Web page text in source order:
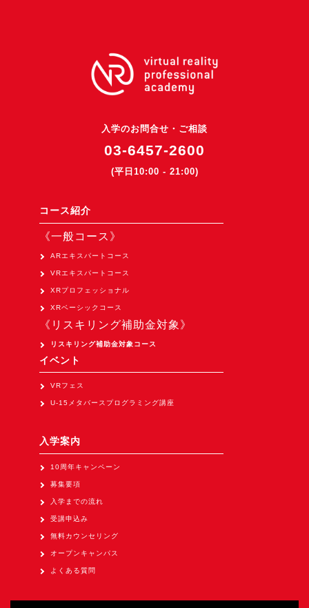
《最新プロダクト》
超体験★販促システム『XR Showcase Hub』2025年4月発売
バーチャルイベントプラットフォーム『MetaLiveStage』2025年
3D空間キャプチャーアプリ『Qoocan』
製造現場を革新する！『XR Worksupport Hub』開発中
>XR Museum『Artlogue』開発中
《企業研修》
Unity研修
HoloLens 2 アプリ開発研修
《研究会》
XRビジネスフォーラム
（1/8～10東京ビッグサイト）に出展。
Tsumiki Community Day 2026
（5/27～28 秋葉原UDX）に出展。
《求人》
入学のお問合せ・ご相談
03-6457-2600
(平日10:00 - 21:00)
コース紹介
《一般コース》
ARエキスパートコース
VRエキスパートコース
XRプロフェッショナル
XRベーシックコース
《リスキリング補助金対象》
リスキリング補助金対象コース
イベント
VRフェス
U-15メタバースプログラミング講座
入学案内
10周年キャンペーン
募集要項
入学までの流れ
受講申込み
無料カウンセリング
オープンキャンパス
よくある質問